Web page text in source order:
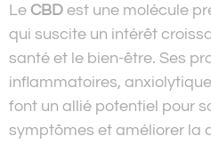
Le CBD est une molécule
qui suscite un intérêt
santé et le bien-être. Ses
inflammatoires,
font un allié potentiel pour
symptômes et améliorer la